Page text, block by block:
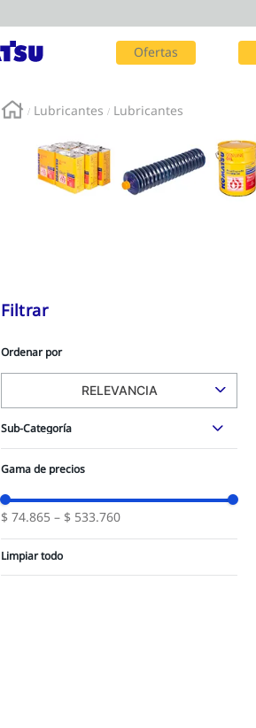
Ofertas
Lubricantes Lubricantes
Filtrar
Ordenar por
RELEVANCIA
Sub-Categoría
Aceite Tren de Potencia
Aceite Hidráulico
Kit de lubricantes
Gama de precios
$ 74.865 – $ 533.760
Limpiar todo